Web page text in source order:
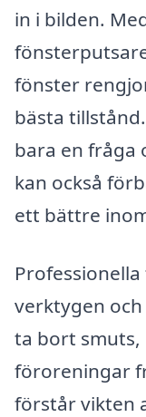
in i bilden.
fönster
bästa
bara en fråga
kan också
ett bättre
verktygen
ta bort smuts,
föroreningar
förstår vikten